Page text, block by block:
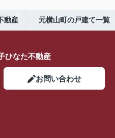
動産 元横山町の戸建て一覧
ひなた不動産
お問い合わせ